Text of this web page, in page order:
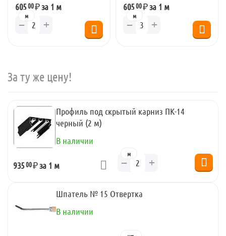
60500₽за 1 м
+
−
м
60500₽за 1 м
+
−
м
За ту же цену!
Профиль под скрытый карниз ПК-14
черный (2 м)
В наличии
93500₽за 1 м +
−
м
Шпатель № 15 Отвертка
В наличии